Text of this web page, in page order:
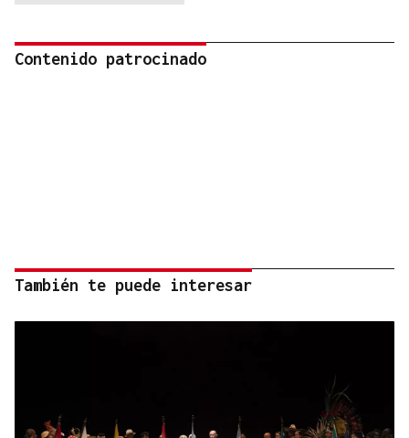
Contenido patrocinado
También te puede interesar